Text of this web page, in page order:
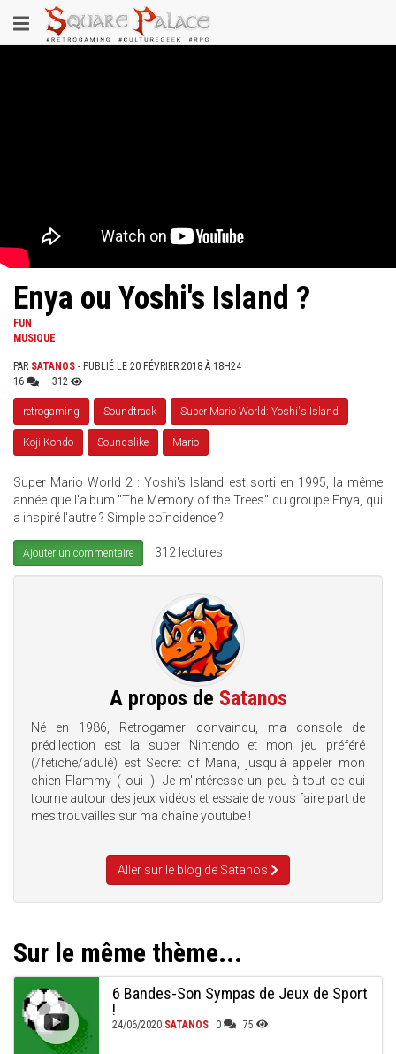
au
contenu
Toggle
navigation
Enya ou Yoshi's Island ?
FUN
MUSIQUE
PAR SATANOS - PUBLIÉ LE 20 FÉVRIER 2018 À 18H24
16
312
retrogaming Soundtrack Super Mario World: Yoshi's Island
Koji Kondo Soundslike Mario
Super Mario World 2 : Yoshi's Island est sorti en 1995, la même
année que l'album "The Memory of the Trees" du groupe Enya, qui
a inspiré l'autre ? Simple coïncidence ?
Ajouter un commentaire 312 lectures
A propos de Satanos
Né en 1986, Retrogamer convaincu, ma console de
prédilection est la super Nintendo et mon jeu préféré
(/fétiche/adulé) est Secret of Mana, jusqu'à appeler mon
chien Flammy ( oui !). Je m'intéresse un peu à tout ce qui
tourne autour des jeux vidéos et essaie de vous faire part de
mes trouvailles sur ma chaîne youtube !
Aller sur le blog de Satanos
Sur le même thème...
6 Bandes-Son Sympas de Jeux de Sport
!
24/06/2020 SATANOS 0 75